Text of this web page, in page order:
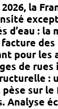
la
: la
facture
pour les
de
:
sur